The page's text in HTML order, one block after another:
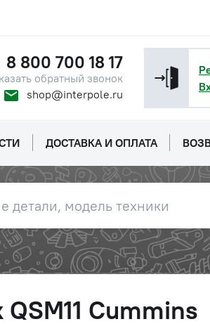
8 800 700 18 17
обратный звонок
shop@interpole.ru
ДОСТАВКА И ОПЛАТА
Cummins